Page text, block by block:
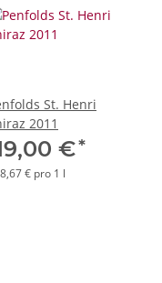
St. Henri
2011
€*
€ pro 1 l